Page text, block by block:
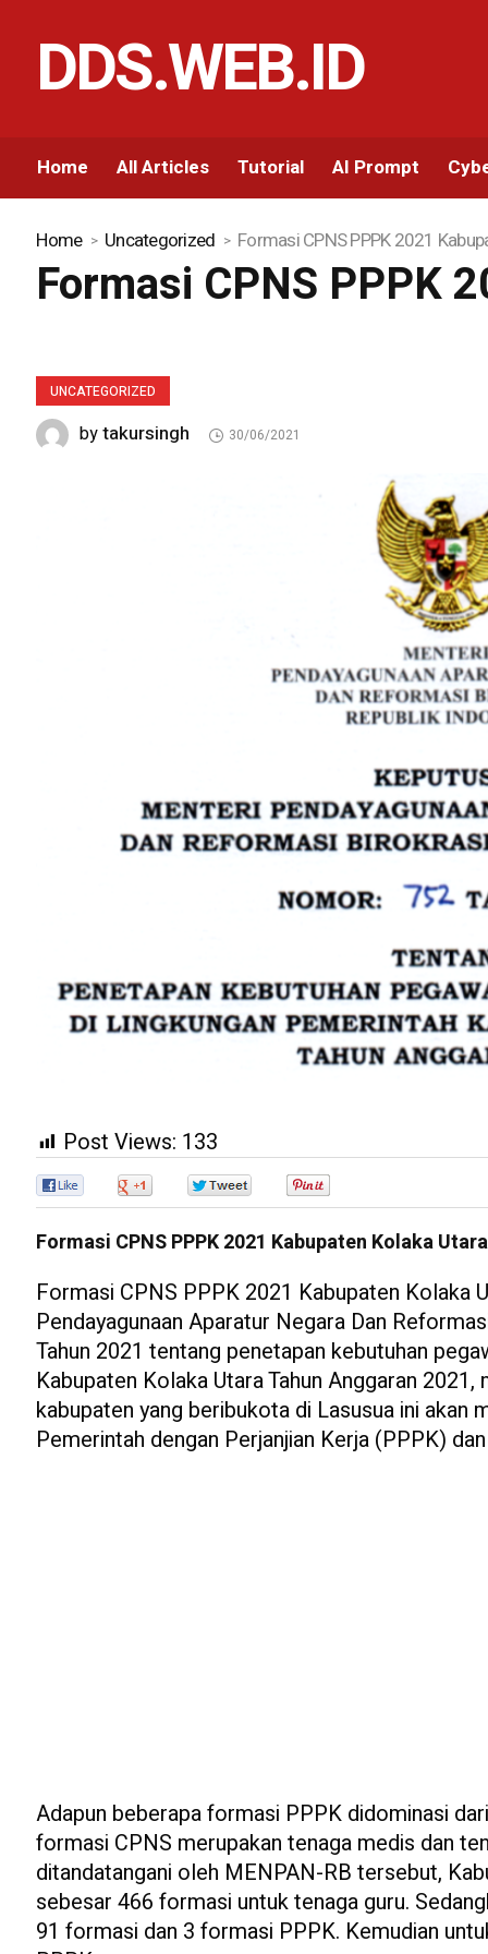
DDS.WEB.ID
Home All Articles Tutorial AI Prompt
Home Uncategorized Formasi CPNS PPPK 2021
Formasi CPNS PPPK
UNCATEGORIZED
bytakursingh 30/06/2021
Post Views: 133
Formasi CPNS PPPK 2021 Kabupaten Kolaka Utara
Formasi CPNS PPPK 2021 Kabupaten Kolaka
Pendayagunaan Aparatur Negara Dan
Tahun 2021 tentang penetapan kebutuhan
Kabupaten Kolaka Utara Tahun Anggaran
kabupaten yang beribukota di Lasusua ini
Pemerintah dengan Perjanjian Kerja (PPPK)
Adapun beberapa formasi PPPK didominasi
formasi CPNS merupakan tenaga medis dan
ditandatangani oleh MENPAN-RB tersebut,
sebesar 466 formasi untuk tenaga guru.
91 formasi dan 3 formasi PPPK. Kemudian